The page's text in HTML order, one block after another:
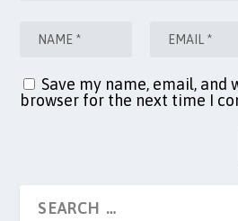
Save my name, email, and
browser for the next time I